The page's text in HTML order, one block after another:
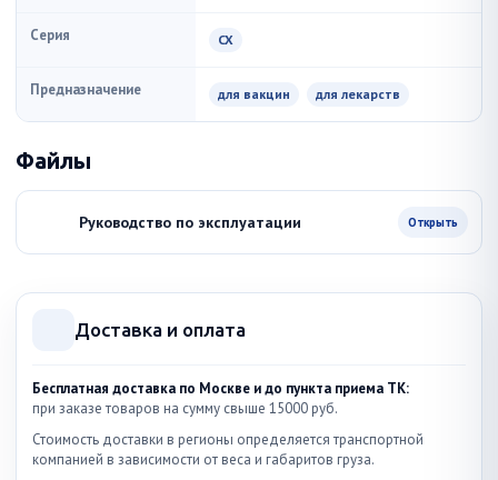
Серия CX
Предназначение для вакцин для лекарств
Файлы
Руководство по эксплуатации Открыть
Доставка и оплата
Бесплатная доставка по Москве и до пункта приема ТК:
при заказе товаров на сумму свыше 15000 руб.
Стоимость доставки в регионы определяется транспортной
компанией в зависимости от веса и габаритов груза.